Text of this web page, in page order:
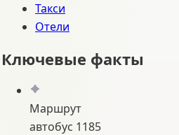
Такси
Отели
Ключевые факты
Маршрут
автобус 1185